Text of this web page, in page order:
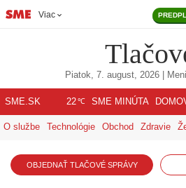
Viac
Piatok, 7. august, 2026 |
SME.SK 22℃ SME MINÚTA
O službe Technológie Obchod Zdravie
OBJEDNAŤ TLAČOVÉ SPRÁVY